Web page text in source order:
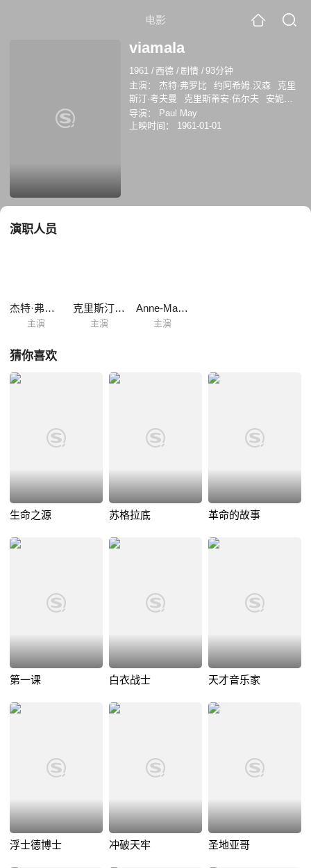
电影
viamala
1961 / 西德 /剧情 /93分钟
主演：
杰特·弗罗比 约阿希姆.汉森
克里
斯汀·考夫曼
克里斯蒂安·伍尔夫
安妮塔·
霍弗
埃迪特·舒尔策-韦斯特鲁姆
奥芬巴赫
Anne-MarieBlanc
导演：
Paul May
上映时间：
1961-01-01
演职人员
杰特·弗罗比
主演
克里斯汀·考夫曼
主演
Anne-Marie Blanc
主演
猜你喜欢
生命之源 苏格拉底 革命的故事
第一课 白衣战士 天才音乐家
浮士德博士 冲破天牢 圣地亚哥